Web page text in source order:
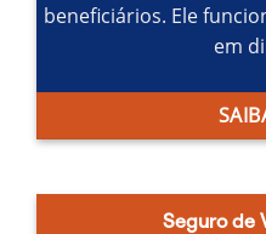
beneficiários. Ele
em
Seguro de